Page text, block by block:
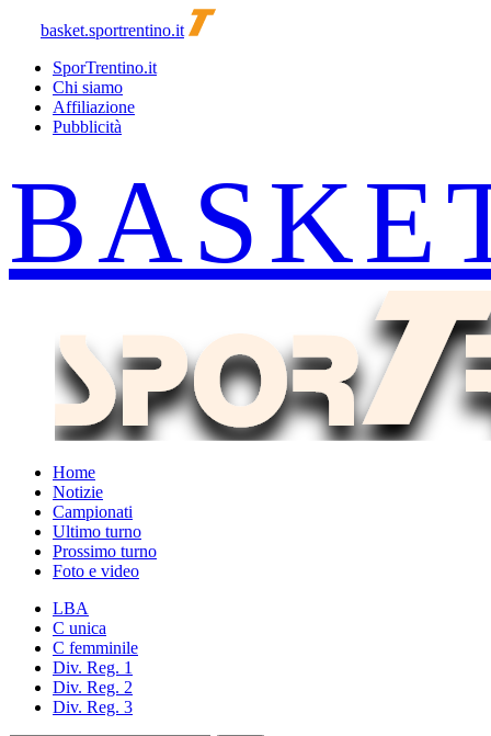
basket.sportrentino.it
SporTrentino.it
Chi siamo
Affiliazione
Pubblicità
Home
Notizie
Campionati
Ultimo turno
Prossimo turno
Foto e video
LBA
C unica
C femminile
Div. Reg. 1
Div. Reg. 2
Div. Reg. 3